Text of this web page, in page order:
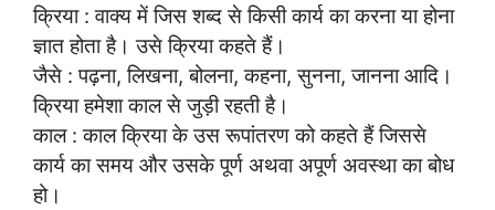
क्रिया : वाक्य में जिस शब्द से किसी कार्य का करना या होना
ज्ञात होता है। उसे क्रिया कहते हैं।
जैसे : पढ़ना, लिखना, बोलना, कहना, सुनना, जानना आदि।
क्रिया हमेशा काल से जुड़ी रहती है।
काल : काल क्रिया के उस रूपांतरण को कहते हैं जिससे
कार्य का समय और उसके पूर्ण अथवा अपूर्ण अवस्था का बोध
हो।